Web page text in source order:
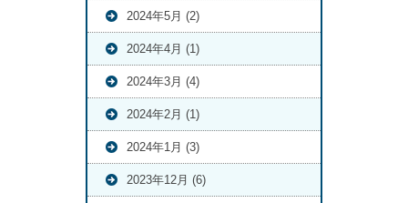
2024年5月 (2)
2024年4月 (1)
2024年3月 (4)
2024年2月 (1)
2024年1月 (3)
2023年12月 (6)